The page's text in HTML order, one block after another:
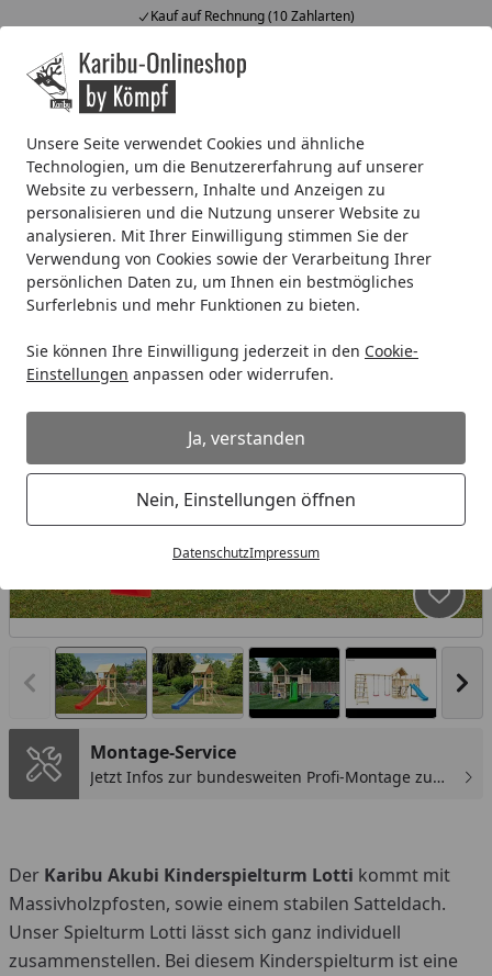
Unsere Seite verwendet Cookies und ähnliche
Technologien, um die Benutzererfahrung auf unserer
Website zu verbessern, Inhalte und Anzeigen zu
personalisieren und die Nutzung unserer Website zu
analysieren. Mit Ihrer Einwilligung stimmen Sie der
Verwendung von Cookies sowie der Verarbeitung Ihrer
persönlichen Daten zu, um Ihnen ein bestmögliches
Surferlebnis und mehr Funktionen zu bieten.
Sie können Ihre Einwilligung jederzeit in den Cookie-
Einstellungen anpassen oder widerrufen.
Ja, verstanden
Nein, Einstellungen öffnen
DatenschutzImpressum
Kauf auf Rechnung (10 Zahlarten)
Alle Produkte
Mein Konto
Startseite
Kinderspielgeräte Spielturm Akubi Kinderspielturm
Akubi Kinderspielturm Lotti inkl.
Netzrampe und Rutsche
Vorheriges Bild anzeigen
Montage-Service
Jetzt Infos zur bundesweiten Profi-Montage zum
Der Karibu Akubi Kinderspielturm Lotti kommt mit
Massivholzpfosten, sowie einem stabilen Satteldach.
Unser Spielturm Lotti lässt sich ganz individuell
zusammenstellen. Bei diesem Kinderspielturm ist eine